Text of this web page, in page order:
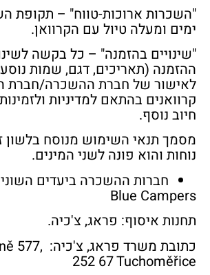
"השכרות ארוכות-טווח"
ימים ומעלה טיול עם הקרוואן.
"שינויים בהזמנה" – כל בקשה
ההזמנה (תאריכים, דגם, שמות
לאישור של חברת ההשכרה/חברת
קרוואנים בהתאם למדיניות
חיוב נוסף.
מסמך תנאי השימוש מנוסח בלשון
נוחות והוא פונה לשני המינים.
חברות ההשכרה ביעדים
Blue Campers
תחנות איסוף: פראג, צ'כיה.
כתובת משרד פראג, צ'כיה: 577,
252 67 Tuchoměřice